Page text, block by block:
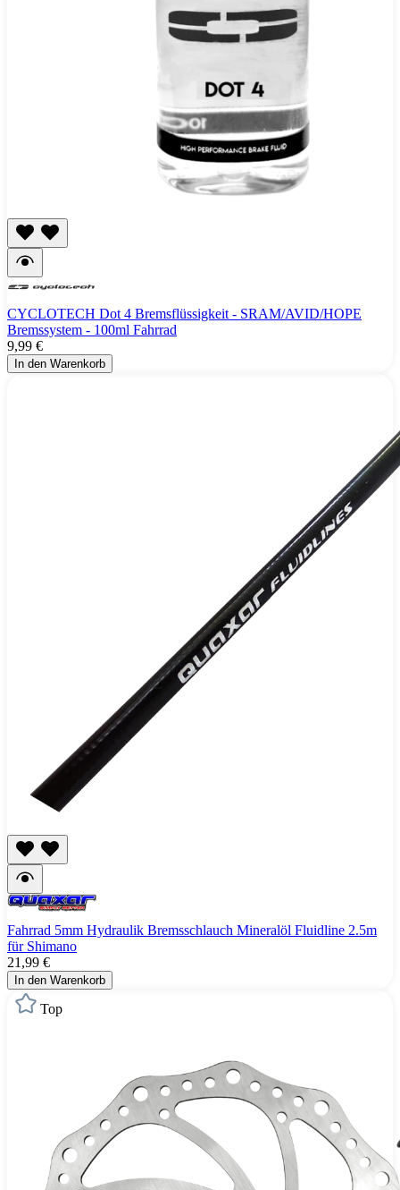
CYCLOTECH Dot 4 Bremsflüssigkeit - SRAM/AVID/HOPE
Bremssystem - 100ml Fahrrad
9,99 €
In den Warenkorb
Fahrrad 5mm Hydraulik Bremsschlauch Mineralöl Fluidline 2.5m
für Shimano
21,99 €
In den Warenkorb
Top